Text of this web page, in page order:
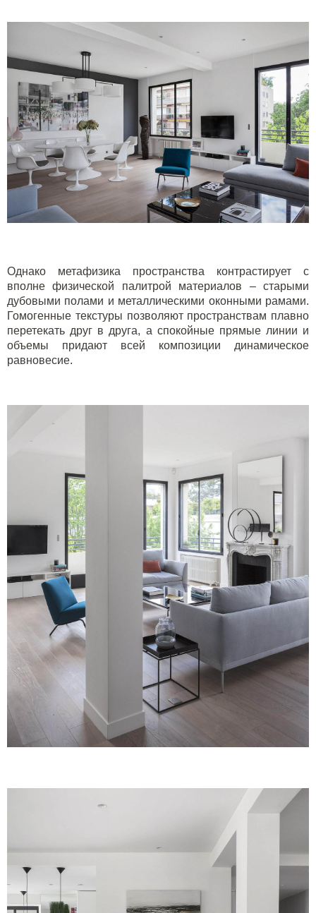
Однако метафизика пространства контрастирует с
вполне физической палитрой материалов – старыми
дубовыми полами и металлическими оконными рамами.
Гомогенные текстуры позволяют пространствам плавно
перетекать друг в друга, а спокойные прямые линии и
объемы придают всей композиции динамическое
равновесие.